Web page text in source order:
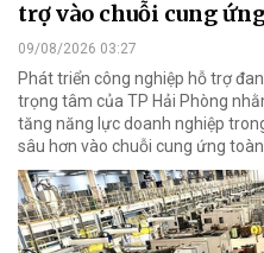
trợ vào chuỗi cung
09/08/2026 03:27
Phát triển công nghiệp hỗ trợ
trọng tâm của TP Hải Phòng
tăng năng lực doanh nghiệp
sâu hơn vào chuỗi cung ứng toàn